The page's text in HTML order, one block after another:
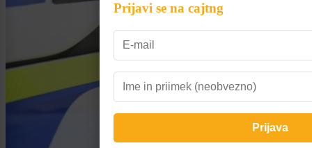
Prijavi se na cajtng